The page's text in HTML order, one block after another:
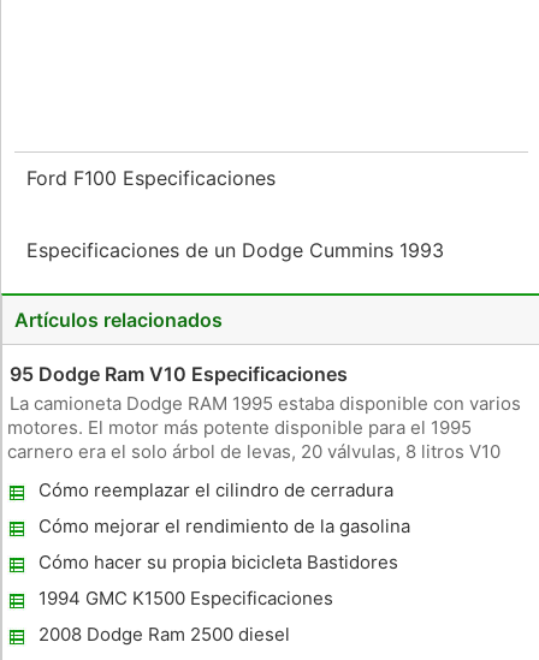
Ford F100 Especificaciones
Especificaciones de un Dodge Cummins 1993
Artículos relacionados
95 Dodge Ram V10 Especificaciones
La camioneta Dodge RAM 1995 estaba disponible con varios
motores. El motor más potente disponible para el 1995
carnero era el solo árbol de levas, 20 válvulas, 8 litros V10
Rams 2500 y 3500. La camioneta Dodge Ram ofreció un
interior espacioso,
Cómo reemplazar el cilindro de cerradura
en un Ford Truck 1989
Cómo mejorar el rendimiento de la gasolina
en una Dodge Ram HEMI 2004
Cómo hacer su propia bicicleta Bastidores
de camiones
1994 GMC K1500 Especificaciones
2008 Dodge Ram 2500 diesel